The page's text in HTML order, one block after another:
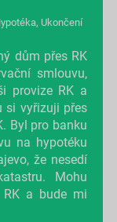
, Ukončení
dům přes RK
smlouvu,
provize RK a
si vyřizuji přes
Byl pro banku
na hypotéku
že nesedí
Mohu
a bude mi